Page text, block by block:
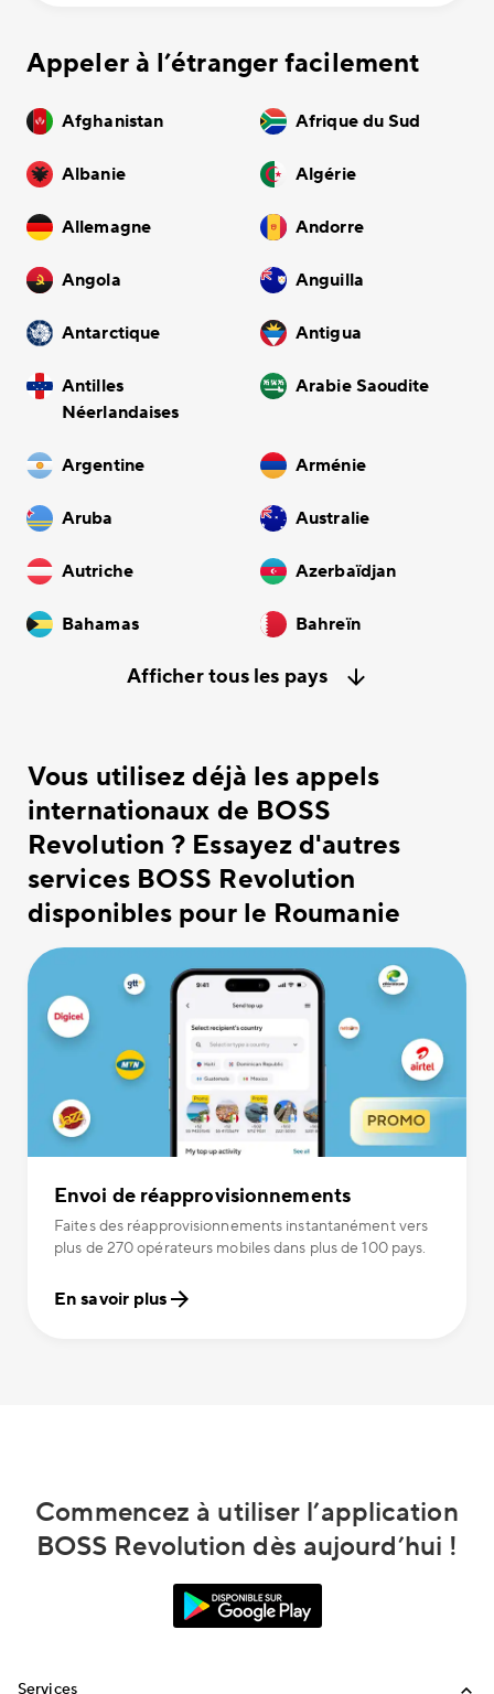
Appeler à l’étranger facilement
Afghanistan Afrique du Sud
Albanie Algérie
Allemagne Andorre
Angola Anguilla
Antarctique Antigua
Antilles
Néerlandaises
Arabie Saoudite
Argentine Arménie
Aruba Australie
Autriche Azerbaïdjan
Bahamas Bahreïn
Afficher tous les pays
Vous utilisez déjà les appels
internationaux de BOSS
Revolution ? Essayez d'autres
services BOSS Revolution
disponibles pour le Roumanie
Envoi de réapprovisionnements
Faites des réapprovisionnements instantanément vers
plus de 270 opérateurs mobiles dans plus de 100 pays.
En savoir plus
Commencez à utiliser l’application
BOSS Revolution dès aujourd’hui !
Services